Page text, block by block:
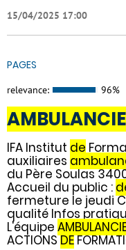
15/04/2025 17:00
PAGES
relevance: 96%
IFA Institut de
auxiliaires
du Père Soulas
Accueil du public :
fermeture le jeudi
qualité Infos
L'équipe
ACTIONSDE